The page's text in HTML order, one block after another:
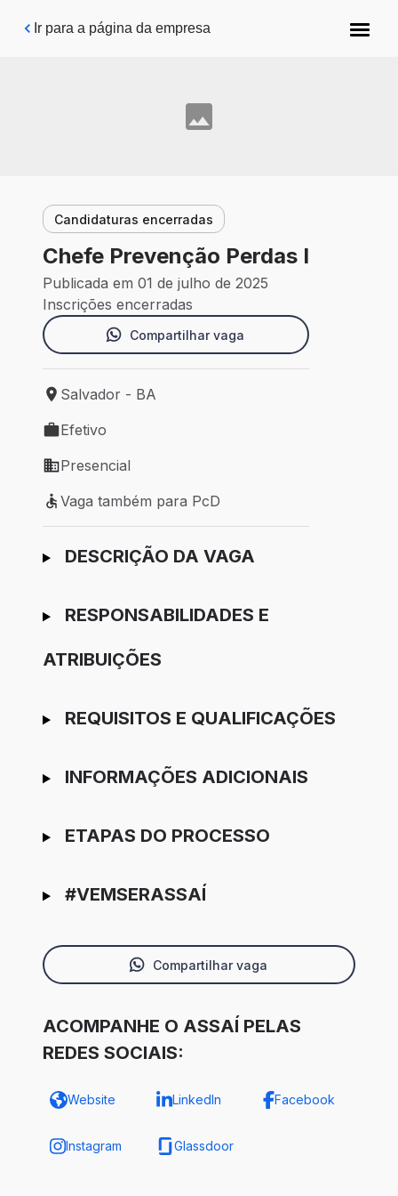
Pular para o conteúdo principal
Ir para a página da empresa
Candidaturas encerradas
Chefe Prevenção Perdas I
Publicada em 01 de julho de 2025
Inscrições encerradas
Compartilhar vaga
Local de trabalho: Salvador - BA
Salvador - BA
Tipo de vaga: Efetivo
Efetivo
Modelo de trabalho: Presencial
Presencial
Vaga também para PcD
Vaga também para PcD
Ir para candidatura
DESCRIÇÃO DA VAGA
RESPONSABILIDADES E
ATRIBUIÇÕES
REQUISITOS E QUALIFICAÇÕES
INFORMAÇÕES ADICIONAIS
ETAPAS DO PROCESSO
#VEMSERASSAÍ
Compartilhar vaga
ACOMPANHE O ASSAÍ PELAS
REDES SOCIAIS:
Website LinkedIn Facebook
Instagram Glassdoor